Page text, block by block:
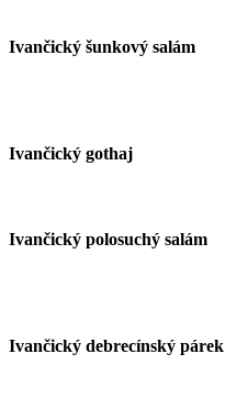
Ivančický šunkový salám
Ivančický gothaj
Ivančický polosuchý salám
Ivančický debrecínský párek